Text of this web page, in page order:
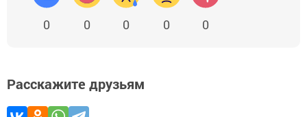
0 0 0 0 0
Расскажите друзьям